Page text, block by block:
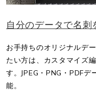
自分のデータで名刺
お手持ちのオリジナルデ
たい方は、カスタマイズ
す。JPEG・PNG・PDFデ
能。